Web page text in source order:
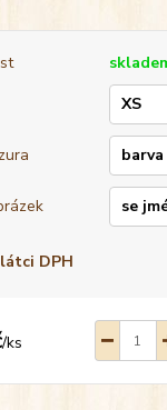
DPH
/ks